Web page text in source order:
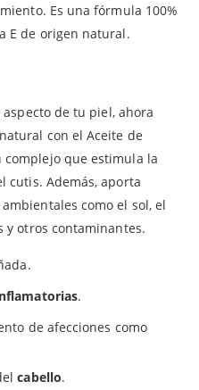
Es una fórmula 100%
E de origen natural.
de tu piel, ahora
con el Aceite de
complejo que estimula la
cutis. Además, aporta
como el sol, el
y otros contaminantes.
.
de afecciones como
cabello.